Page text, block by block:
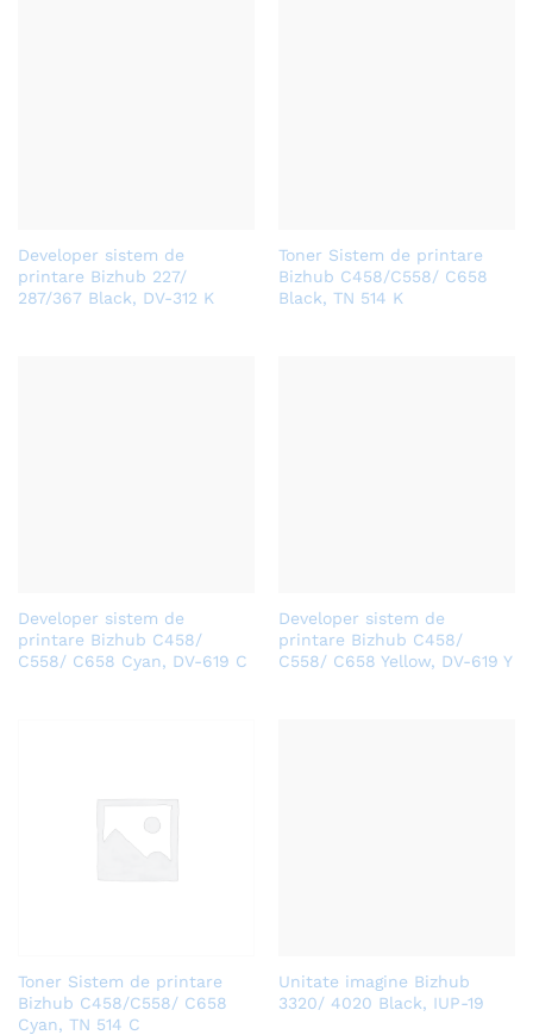
Developer sistem de
printare Bizhub 227/
287/367 Black, DV-312 K
Toner Sistem de printare
Bizhub C458/C558/ C658
Black, TN 514 K
Developer sistem de
printare Bizhub C458/
C558/ C658 Cyan, DV-619 C
Developer sistem de
printare Bizhub C458/
C558/ C658 Yellow, DV-619 Y
Toner Sistem de printare
Bizhub C458/C558/ C658
Cyan, TN 514 C
Unitate imagine Bizhub
3320/ 4020 Black, IUP-19